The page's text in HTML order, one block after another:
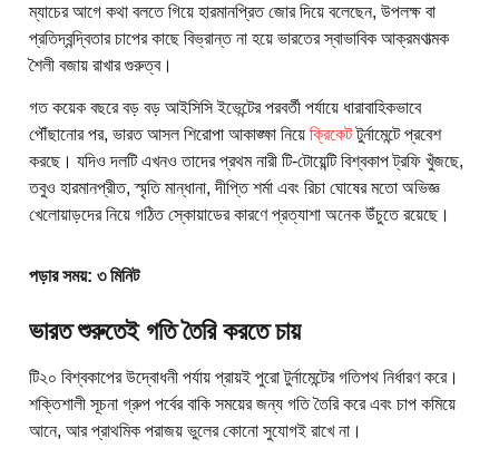
ম্যাচের আগে কথা বলতে গিয়ে হারমানপ্রিত জোর দিয়ে বলেছেন, উপলক্ষ বা
প্রতিদ্বন্দ্বিতার চাপের কাছে বিভ্রান্ত না হয়ে ভারতের স্বাভাবিক আক্রমণাত্মক
শৈলী বজায় রাখার গুরুত্ব।
গত কয়েক বছরে বড় বড় আইসিসি ইভেন্টের পরবর্তী পর্যায়ে ধারাবাহিকভাবে
পৌঁছানোর পর, ভারত আসল শিরোপা আকাঙ্ক্ষা নিয়ে ক্রিকেটটুর্নামেন্টে প্রবেশ
করছে। যদিও দলটি এখনও তাদের প্রথম নারী টি-টোয়েন্টি বিশ্বকাপ ট্রফি খুঁজছে,
তবুও হারমানপ্রীত, স্মৃতি মান্ধানা, দীপ্তি শর্মা এবং রিচা ঘোষের মতো অভিজ্ঞ
খেলোয়াড়দের নিয়ে গঠিত স্কোয়াডের কারণে প্রত্যাশা অনেক উঁচুতে রয়েছে।
পড়ার সময়: ৩ মিনিট
ভারত শুরুতেই গতি তৈরি করতে চায়
টি২০ বিশ্বকাপের উদ্বোধনী পর্যায় প্রায়ই পুরো টুর্নামেন্টের গতিপথ নির্ধারণ করে।
শক্তিশালী সূচনা গ্রুপ পর্বের বাকি সময়ের জন্য গতি তৈরি করে এবং চাপ কমিয়ে
আনে, আর প্রাথমিক পরাজয় ভুলের কোনো সুযোগই রাখে না।